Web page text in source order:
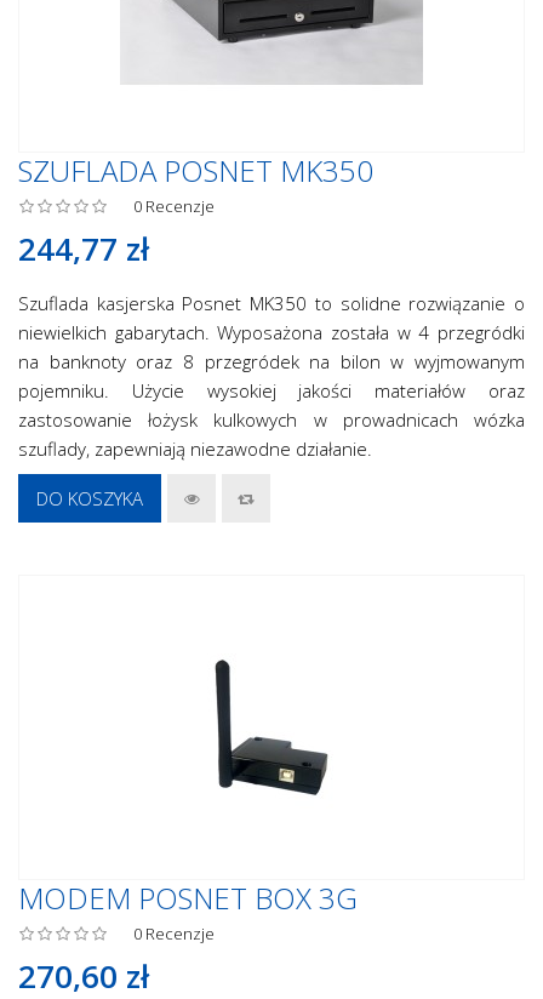
SZUFLADA POSNET MK350
0 Recenzje
244,77 zł
Szuflada kasjerska Posnet MK350 to solidne rozwiązanie o
niewielkich gabarytach. Wyposażona została w 4 przegródki
na banknoty oraz 8 przegródek na bilon w wyjmowanym
pojemniku. Użycie wysokiej jakości materiałów oraz
zastosowanie łożysk kulkowych w prowadnicach wózka
szuflady, zapewniają niezawodne działanie.
DO KOSZYKA
MODEM POSNET BOX 3G
0 Recenzje
270,60 zł